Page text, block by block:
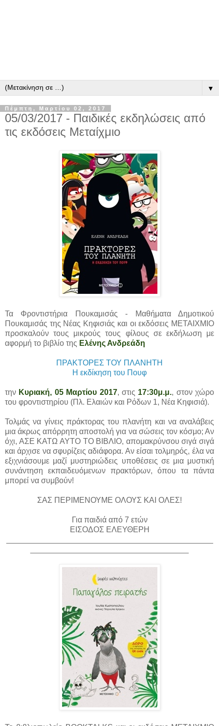
▼
Πέμπτη, Μαρτίου 02, 2017
05/03/2017 - Παιδικές εκδηλώσεις από
τις εκδόσεις Μεταίχμιο
Τα Φροντιστήρια Πουκαμισάς - Μαθήματα Δημοτικού
Πουκαμισάς της Νέας Κηφισιάς και οι εκδόσεις ΜΕΤΑΙΧΜΙΟ
προσκαλούν τους μικρούς τους φίλους σε εκδήλωση με
αφορμή το βιβλίο της Ελένης Ανδρεάδη
ΠΡΑΚΤΟΡΕΣ ΤΟΥ ΠΛΑΝΗΤΗ
Η εκδίκηση του Πουφ
την Κυριακή, 05 Μαρτίου 2017, στις 17:30μ.μ., στον χώρο
του φροντιστηρίου (Πλ. Ελαιών και Ρόδων 1, Νέα Κηφισιά).
Τολμάς να γίνεις πράκτορας του πλανήτη και να αναλάβεις
μια άκρως απόρρητη αποστολή για να σώσεις τον κόσμο; Αν
όχι, ΑΣΕ ΚΑΤΩ ΑΥΤΟ ΤΟ ΒΙΒΛΙΟ, απομακρύνσου σιγά σιγά
και άρχισε να σφυρίζεις αδιάφορα. Αν είσαι τολμηρός, έλα να
εξιχνιάσουμε μαζί μυστηριώδεις υποθέσεις σε μια μυστική
συνάντηση εκπαιδευόμενων πρακτόρων, όπου τα πάντα
μπορεί να συμβούν!
ΣΑΣ ΠΕΡΙΜΕΝΟΥΜΕ ΟΛΟΥΣ ΚΑΙ ΟΛΕΣ!
Για παιδιά από 7 ετών
ΕΙΣΟΔΟΣ ΕΛΕΥΘΕΡΗ